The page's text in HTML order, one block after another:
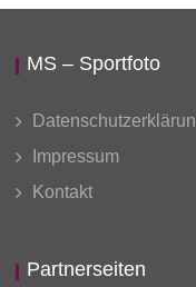
MS – Sportfoto
Impressum
Kontakt
Partnerseiten